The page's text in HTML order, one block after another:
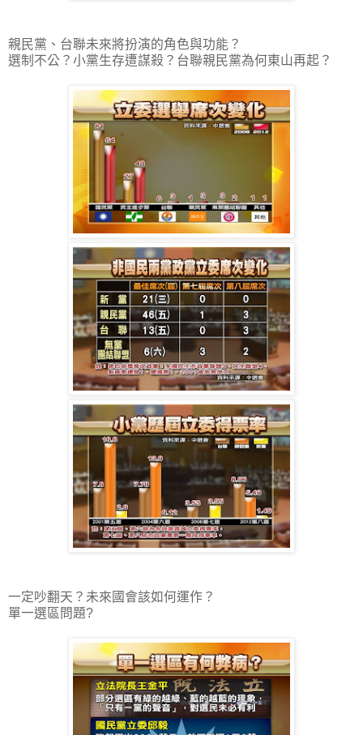
親民黨、台聯未來將扮演的角色與功能？
選制不公？小黨生存遭謀殺？台聯親民黨為何東山再起？
一定吵翻天？未來國會該如何運作？
單一選區問題?